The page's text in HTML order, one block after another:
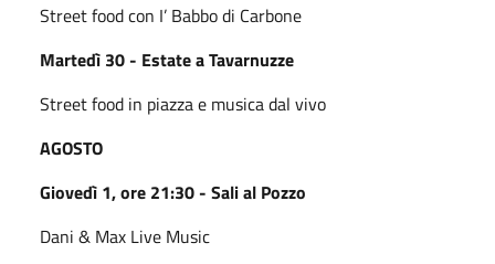
Street food con I’ Babbo di Carbone
Martedì 30 - Estate a Tavarnuzze
Street food in piazza e musica dal vivo
AGOSTO
Giovedì 1, ore 21:30 - Sali al Pozzo
Dani & Max Live Music